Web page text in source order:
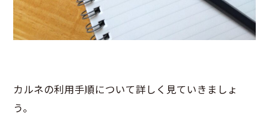
カルネの利用手順について詳しく見ていきましょ
う。